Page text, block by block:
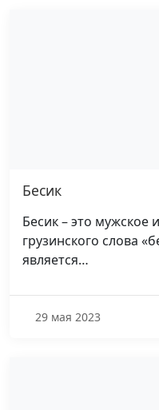
Бесик
Бесик – это мужское
грузинского слова
является…
29 мая 2023